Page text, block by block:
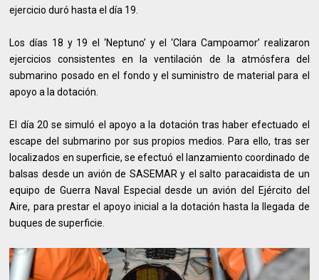
ejercicio duró hasta el día 19.
Los días 18 y 19 el ‘Neptuno’ y el ‘Clara Campoamor’ realizaron
ejercicios consistentes en la ventilación de la atmósfera del
submarino posado en el fondo y el suministro de material para el
apoyo a la dotación.
El día 20 se simuló el apoyo a la dotación tras haber efectuado el
escape del submarino por sus propios medios. Para ello, tras ser
localizados en superficie, se efectuó el lanzamiento coordinado de
balsas desde un avión de SASEMAR y el salto paracaidista de un
equipo de Guerra Naval Especial desde un avión del Ejército del
Aire, para prestar el apoyo inicial a la dotación hasta la llegada de
buques de superficie.